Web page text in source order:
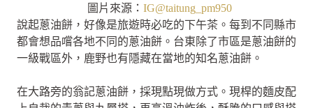
圖片來源： IG@taitung_pm950
說起蔥油餅，好像是旅遊時必吃的下午茶。每到不同縣市
都會想品嚐各地不同的蔥油餅。台東除了市區是蔥油餅的
一級戰區外，鹿野也有隱藏在當地的知名蔥油餅。
在大路旁的翁記蔥油餅，採現點現做方式。現桿的麵皮配